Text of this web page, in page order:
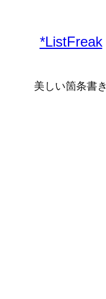
*ListFreak
美しい箇条書き